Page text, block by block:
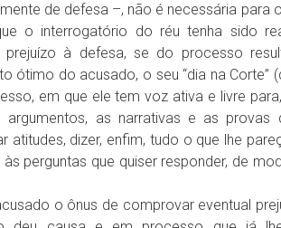
de defesa –, não é necessária para
o interrogatório do réu tenha sido
à defesa, se do processo
ótimo do acusado, o seu “dia na Corte”
em que ele tem voz ativa e livre
as narrativas e as provas
atitudes, dizer, enfim, tudo o que lhe
perguntas que quiser responder, de
o ônus de comprovar eventual